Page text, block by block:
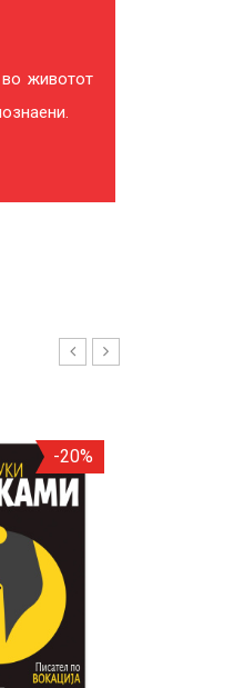
во животот
-20%